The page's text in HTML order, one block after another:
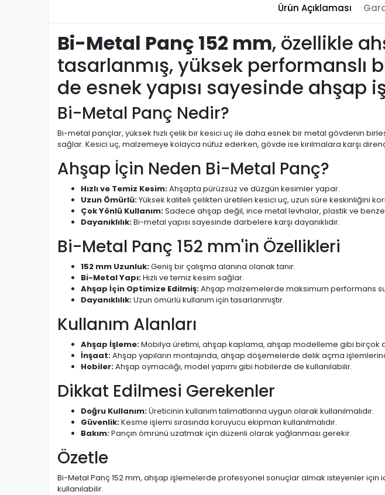
Ürün Açıklaması
Bi-Metal Panç 152 mm, özellikle
tasarlanmış, yüksek performanslı
de esnek yapısı sayesinde ahşap
Bi-Metal Panç Nedir?
Bi-metal pançlar, yüksek hızlı çelik bir kesici uç ile daha esnek bir metal gövdenin
sağlar. Kesici uç, malzemeye kolayca nüfuz ederken, gövde ise kırılmalara karşı
Ahşap İçin Neden Bi-Metal Panç?
Hızlı ve Temiz Kesim:Ahşapta pürüzsüz ve düzgün kesimler yapar.
Uzun Ömürlü:Yüksek kaliteli çelikten üretilen kesici uç, uzun süre keskinliğini
Çok Yönlü Kullanım:Sadece ahşap değil, ince metal levhalar, plastik ve
Dayanıklılık:Bi-metal yapısı sayesinde darbelere karşı dayanıklıdır.
Bi-Metal Panç 152 mm'in Özellikleri
152 mm Uzunluk:Geniş bir çalışma alanına olanak tanır.
Bi-Metal Yapı:Hızlı ve temiz kesim sağlar.
Ahşap İçin Optimize Edilmiş:Ahşap malzemelerde maksimum performans
Dayanıklılık:Uzun ömürlü kullanım için tasarlanmıştır.
Kullanım Alanları
Ahşap İşleme:Mobilya üretimi, ahşap kaplama, ahşap modelleme gibi birçok
İnşaat:Ahşap yapıların montajında, ahşap döşemelerde delik açma
Hobiler:Ahşap oymacılığı, model yapımı gibi hobilerde de kullanılabilir.
Dikkat Edilmesi Gerekenler
Doğru Kullanım:Üreticinin kullanım talimatlarına uygun olarak kullanılmalıdır.
Güvenlik:Kesme işlemi sırasında koruyucu ekipman kullanılmalıdır.
Bakım:Pançın ömrünü uzatmak için düzenli olarak yağlanması gerekir.
Özetle
Bi-Metal Panç 152 mm, ahşap işlemelerde profesyonel sonuçlar almak isteyenler için
kullanılabilir.